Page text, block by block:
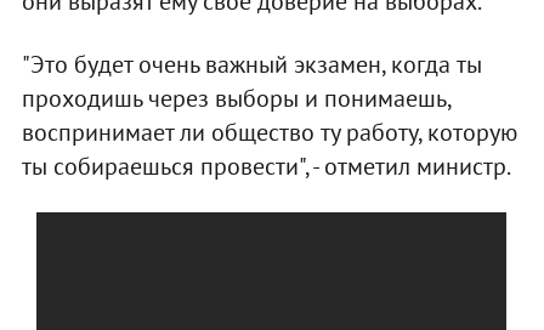
"Это будет очень важный экзамен, когда ты
проходишь через выборы и понимаешь,
воспринимает ли общество ту работу, которую
ты собираешься провести", - отметил министр.